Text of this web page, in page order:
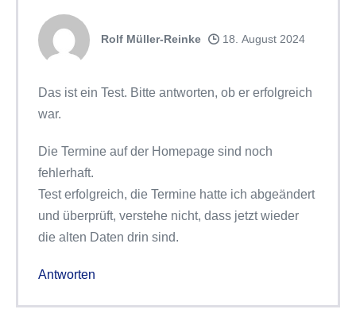
Rolf Müller-Reinke 18. August 2024
Das ist ein Test. Bitte antworten, ob er erfolgreich
war.
Die Termine auf der Homepage sind noch
fehlerhaft.
Test erfolgreich, die Termine hatte ich abgeändert
und überprüft, verstehe nicht, dass jetzt wieder
die alten Daten drin sind.
Antworten